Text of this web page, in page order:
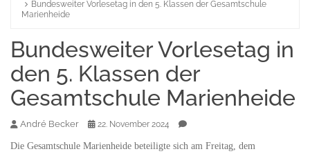
Start
Bundesweiter Vorlesetag in den 5. Klassen der Gesamtschule
Marienheide
Bundesweiter Vorlesetag in
den 5. Klassen der
Gesamtschule Marienheide
André Becker 22. November 2024
Die Gesamtschule Marienheide beteiligte sich am Freitag, dem